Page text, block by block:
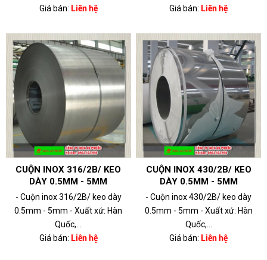
Giá bán: Liên hệ
Giá bán: Liên hệ
CUỘN INOX 316/2B/ KEO
DÀY 0.5MM - 5MM
- Cuộn inox 316/2B/ keo dày
0.5mm - 5mm - Xuất xứ: Hàn
Quốc,...
Giá bán: Liên hệ
CUỘN INOX 430/2B/ KEO
DÀY 0.5MM - 5MM
- Cuộn inox 430/2B/ keo dày
0.5mm - 5mm - Xuất xứ: Hàn
Quốc,...
Giá bán: Liên hệ